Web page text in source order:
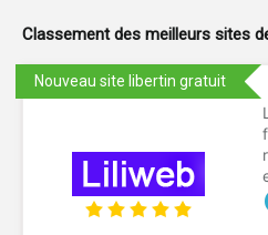
Classement des meilleurs sites
Nouveau site libertin gratuit